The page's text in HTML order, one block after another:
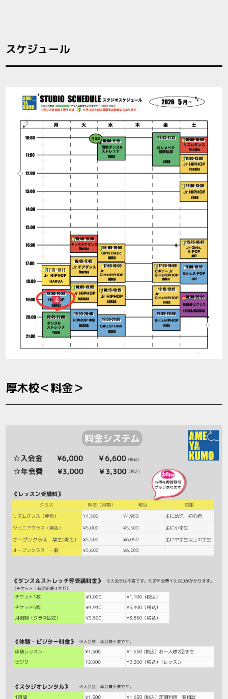
スケジュール
厚木校＜料金＞